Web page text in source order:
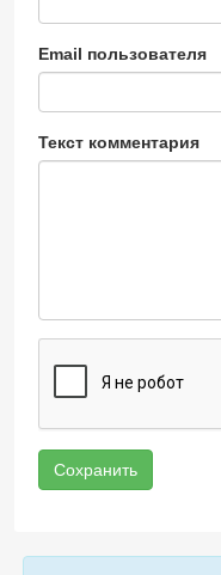
Email пользователя
Текст комментария
Сохранить